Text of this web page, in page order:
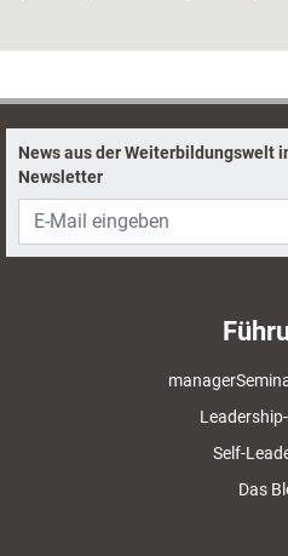
News aus der Weiterbildungswelt
Newsletter
Self-
Das